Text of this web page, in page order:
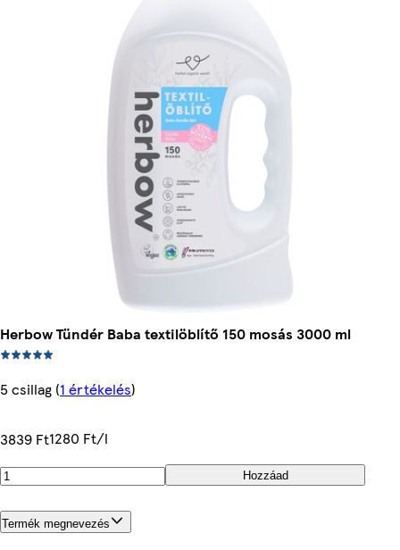
Herbow Tündér Baba textilöblítő 150 mosás 3000 ml
5 csillag (1 értékelés)
3839 Ft1280 Ft/l
Hozzáad
Termék megnevezés